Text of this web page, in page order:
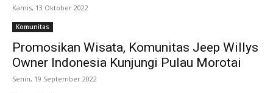
Kamis, 13 Oktober 2022
Komunitas
Promosikan Wisata, Komunitas Jeep Willys
Owner Indonesia Kunjungi Pulau Morotai
Senin, 19 September 2022